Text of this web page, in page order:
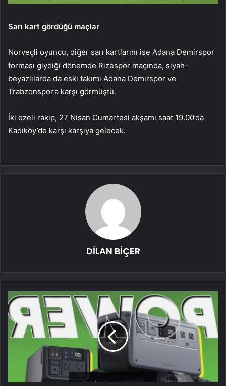
Sarı kart gördüğü maçlar
Norveçli oyuncu, diğer sarı kartlarını ise Adana Demirspor
forması giydiği dönemde Rizespor maçında, siyah-
beyazlılarda da eski takımı Adana Demirspor ve
Trabzonspor’a karşı görmüştü.
İki ezeli rakip, 27 Nisan Cumartesi akşamı saat 19.00’da
Kadıköy’de karşı karşıya gelecek.
DİLAN BİÇER